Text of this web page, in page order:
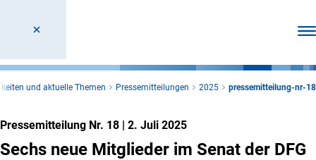
und aktuelle Themen Pressemitteilungen 2025 pressemitteilung-nr-18
Pressemitteilung Nr. 18 | 2. Juli 2025
Sechs neue Mitglieder im Senat der DFG